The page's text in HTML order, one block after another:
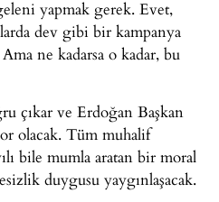
yapmak gerek. Evet,
dev gibi bir kampanya
ne kadarsa o kadar, bu
çıkar ve Erdoğan Başkan
olacak. Tüm muhalif
bile mumla aratan bir moral
duygusu yaygınlaşacak.